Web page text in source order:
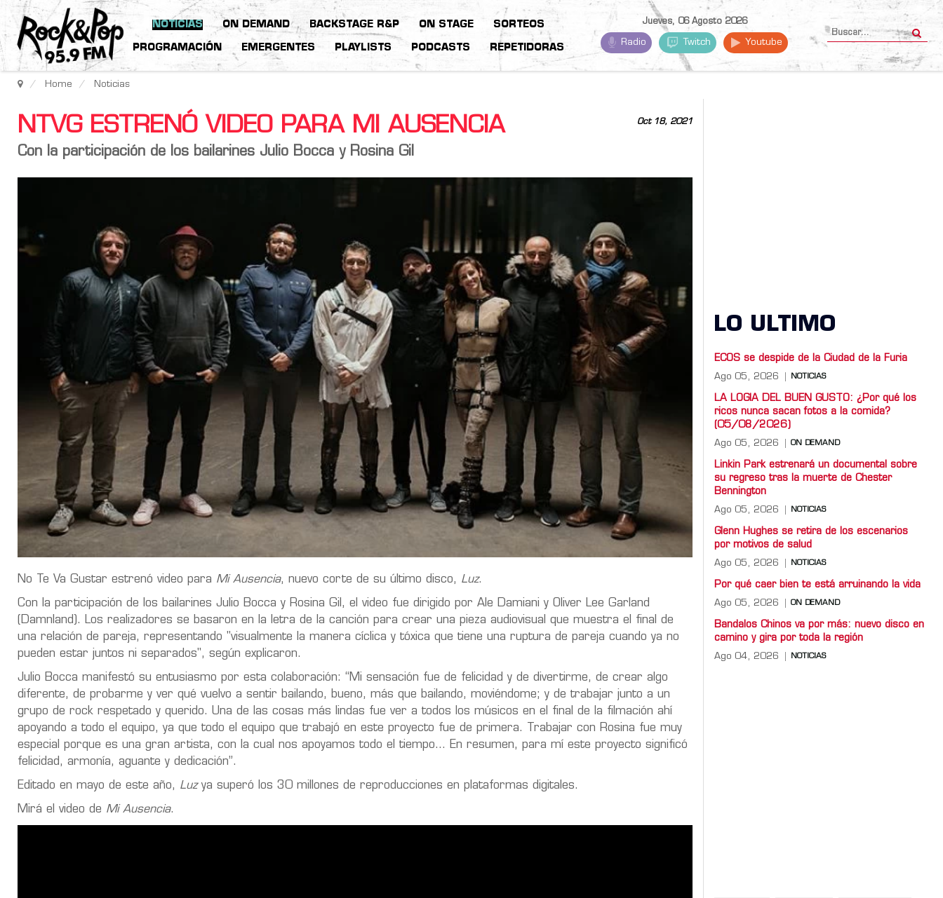
NOTICIAS ON DEMAND BACKSTAGE R&P ON STAGE SORTEOS
PROGRAMACIÓN EMERGENTES PLAYLISTS PODCASTS REPETIDORAS
Jueves, 06 Agosto 2026
Radio Twitch Youtube
Home Noticias
Oct 18, 2021
NTVG ESTRENÓ VIDEO PARA MI AUSENCIA
Con la participación de los bailarines Julio Bocca y Rosina Gil
No Te Va Gustar estrenó video para Mi Ausencia, nuevo corte de su último disco, Luz.
Con la participación de los bailarines Julio Bocca y Rosina Gil, el video fue dirigido por Ale Damiani y Oliver Lee Garland
(Damnland). Los realizadores se basaron en la letra de la canción para crear una pieza audiovisual que muestra el final de
una relación de pareja, representando "visualmente la manera cíclica y tóxica que tiene una ruptura de pareja cuando ya no
pueden estar juntos ni separados", según explicaron.
Julio Bocca manifestó su entusiasmo por esta colaboración: “Mi sensación fue de felicidad y de divertirme, de crear algo
diferente, de probarme y ver qué vuelvo a sentir bailando, bueno, más que bailando, moviéndome; y de trabajar junto a un
grupo de rock respetado y querido. Una de las cosas más lindas fue ver a todos los músicos en el final de la filmación ahí
apoyando a todo el equipo, ya que todo el equipo que trabajó en este proyecto fue de primera. Trabajar con Rosina fue muy
especial porque es una gran artista, con la cual nos apoyamos todo el tiempo... En resumen, para mí este proyecto significó
felicidad, armonía, aguante y dedicación”.
Editado en mayo de este año, Luzya superó los 30 millones de reproducciones en plataformas digitales.
Mirá el video de Mi Ausencia.
LO ULTIMO
ECOS se despide de la Ciudad de la Furia
Ago 05, 2026 NOTICIAS
LA LOGIA DEL BUEN GUSTO: ¿Por qué los
ricos nunca sacan fotos a la comida?
(05/08/2026)
Ago 05, 2026 ON DEMAND
Linkin Park estrenará un documental sobre
su regreso tras la muerte de Chester
Bennington
Ago 05, 2026 NOTICIAS
Glenn Hughes se retira de los escenarios
por motivos de salud
Ago 05, 2026 NOTICIAS
Por qué caer bien te está arruinando la vida
Ago 05, 2026 ON DEMAND
Bandalos Chinos va por más: nuevo disco en
camino y gira por toda la región
Ago 04, 2026 NOTICIAS